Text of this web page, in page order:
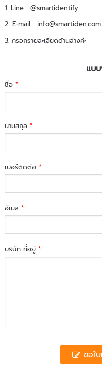
1. Line : @smartidentify
2. E-mail : info@smartiden.com
3. กรอกรายละเอียดด้านล่างค่ะ
แบ
ชื่อ*
นามสกุล*
เบอร์ติดต่อ*
อีเมล*
บริษัท ที่อยู่*
ขอใ